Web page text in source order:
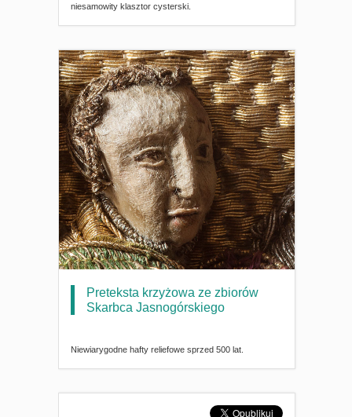
niesamowity klasztor cysterski.
Preteksta krzyżowa ze zbiorów
Skarbca Jasnogórskiego
Niewiarygodne hafty reliefowe sprzed 500 lat.